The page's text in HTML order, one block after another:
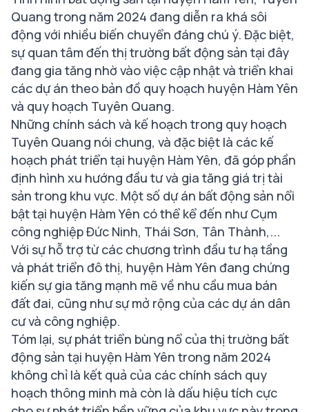
Quang trong năm 2024 đang diễn ra khá sôi
động với nhiều biến chuyển đáng chú ý. Đặc biệt,
sự quan tâm đến thị trường bất động sản tại đây
đang gia tăng nhờ vào việc cập nhật và triển khai
các dự án theo bản đồ quy hoạch huyện Hàm Yên
và quy hoạch Tuyên Quang.
Những chính sách và kế hoạch trong quy hoạch
Tuyên Quang nói chung, và đặc biệt là các kế
hoạch phát triển tại huyện Hàm Yên, đã góp phần
định hình xu hướng đầu tư và gia tăng giá trị tài
sản trong khu vực. Một số dự án bất động sản nổi
bật tại huyện Hàm Yên có thể kể đến như Cụm
công nghiệp Đức Ninh, Thái Sơn, Tân Thành,...
Với sự hỗ trợ từ các chương trình đầu tư hạ tầng
và phát triển đô thị, huyện Hàm Yên đang chứng
kiến sự gia tăng mạnh mẽ về nhu cầu mua bán
đất đai, cũng như sự mở rộng của các dự án dân
cư và công nghiệp.
Tóm lại, sự phát triển bùng nổ của thị trường bất
động sản tại huyện Hàm Yên trong năm 2024
không chỉ là kết quả của các chính sách quy
hoạch thông minh mà còn là dấu hiệu tích cực